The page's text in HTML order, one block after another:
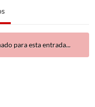
para esta entrada...